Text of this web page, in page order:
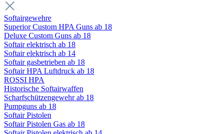
Softairgewehre
Superior Custom HPA Guns ab 18
Deluxe Custom Guns ab 18
Softair elektrisch ab 18
Softair elektrisch ab 14
Softair gasbetrieben ab 18
Softair HPA Luftdruck ab 18
ROSSI HPA
Historische Softairwaffen
Scharfschützengewehr ab 18
Pumpguns ab 18
Softair Pistolen
Softair Pistolen Gas ab 18